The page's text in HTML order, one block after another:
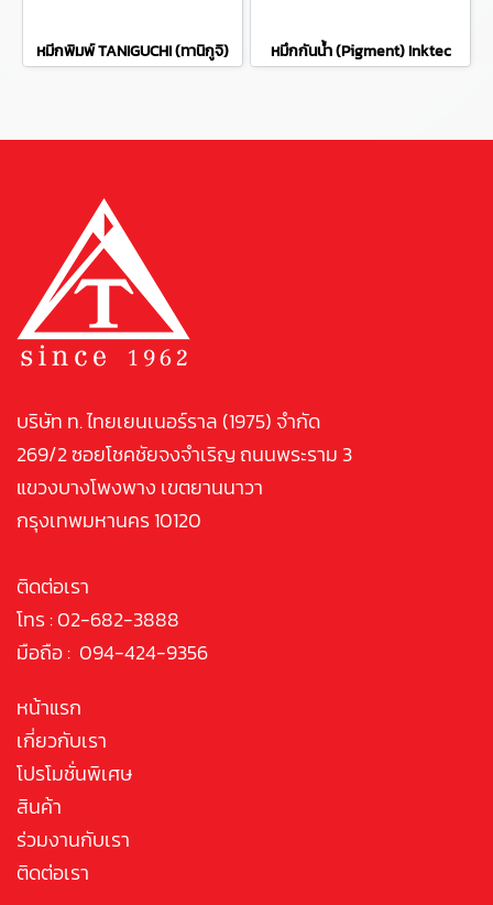
หมีกพิมพ์ TANIGUCHI (ทานิกูจิ) หมึกกันน้ำ (Pigment) Inktec
บริษัท ท. ไทยเยนเนอร์ราล (1975) จำกัด
269/2 ซอยโชคชัยจงจำเริญ ถนนพระราม 3
แขวงบางโพงพาง เขตยานนาวา
กรุงเทพมหานคร 10120
ติดต่อเรา
โทร : 02-682-3888
มือถือ : 094-424-9356
หน้าแรก
เกี่ยวกับเรา
โปรโมชั่นพิเศษ
สินค้า
ร่วมงานกับเรา
ติดต่อเรา